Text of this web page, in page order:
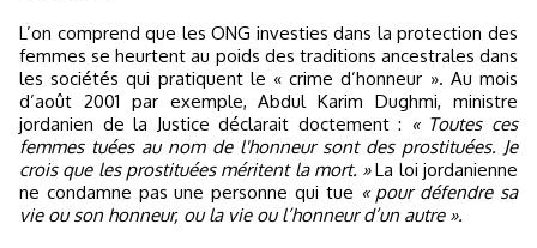
L’on comprend que les ONG investies dans la protection des
femmes se heurtent au poids des traditions ancestrales dans
les sociétés qui pratiquent le « crime d’honneur ». Au mois
d’août 2001 par exemple, Abdul Karim Dughmi, ministre
jordanien de la Justice déclarait doctement : « Toutes ces
femmes tuées au nom de l'honneur sont des prostituées. Je
crois que les prostituées méritent la mort. »La loi jordanienne
ne condamne pas une personne qui tue « pour défendre sa
vie ou son honneur, ou la vie ou l’honneur d’un autre ».